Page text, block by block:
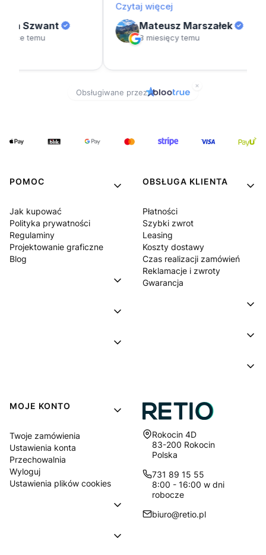
POMOC
Jak kupować
Polityka prywatności
Regulaminy
Projektowanie graficzne
Blog
OBSŁUGA KLIENTA
Płatności
Szybki zwrot
Leasing
Koszty dostawy
Czas realizacji zamówień
Reklamacje i zwroty
Gwarancja
MOJE KONTO
Twoje zamówienia
Ustawienia konta
Przechowalnia
Wyloguj
Ustawienia plików cookies
Adres:
Rokocin 4D
83-200 Rokocin
Polska
731 89 15 55
8:00 - 16:00 w dni
robocze
biuro@retio.pl